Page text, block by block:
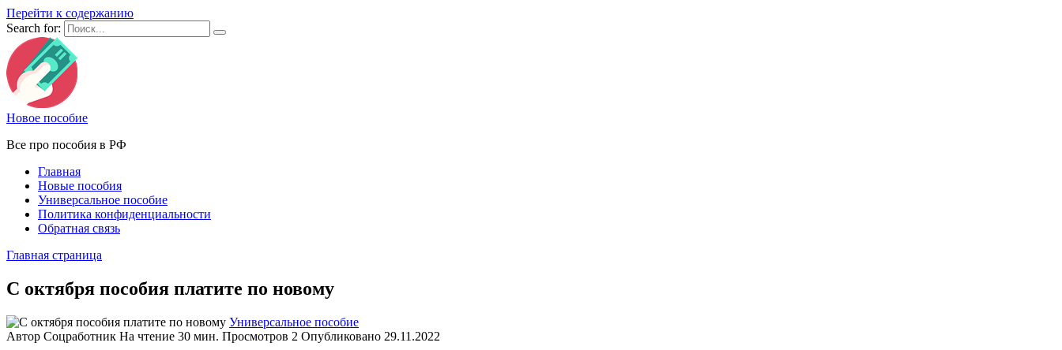
Перейти к содержанию
Search for:
Новое пособие
Все про пособия в РФ
Главная
Новые пособия
Универсальное пособие
Политика конфиденциальности
Обратная связь
Главная страница
С октября пособия платите по новому
Универсальное пособие
Автор Соцработник На чтение 30 мин. Просмотров 2 Опубликовано 29.11.2022